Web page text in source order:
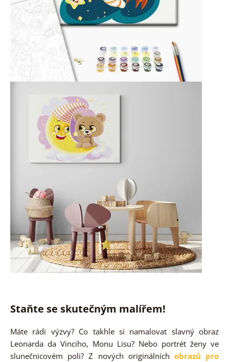
Staňte se skutečným malířem!
Máte rádi výzvy? Co takhle si namalovat slavný obraz
Leonarda da Vinciho, Monu Lisu? Nebo portrét ženy ve
slunečnicovém poli? Z nových originálních obrazů pro